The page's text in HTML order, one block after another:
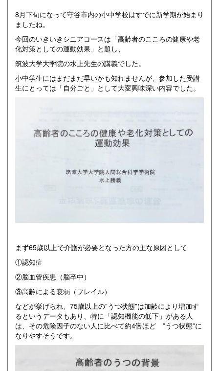
8月下旬になって守谷市内の小中学校はすでに新学期が始まり
ましたね。
今回のいきいきシニアコースは「高齢者のこころの健康や老
化対策としての運動効果」と題し、
筑波大学大学院の水上先生の講義でした。
小中学生にはまだまだ早いかも知れませんが、参加した受講
生にとっては「自分ごと」として大変興味深い内容でした。
まず65歳以上で介護が必要となった方の主な原因として
①認知症
②脳血管疾患（脳卒中）
③高齢による衰弱（フレイル）
などが挙げられ、75歳以上の”うつ状態”は加齢により増加す
るというデータもあり、特に「認知機能の低下」がある人
は、その危険因子のない人に比べて約4倍ほど ”うつ状態”に
なりやすそうです。